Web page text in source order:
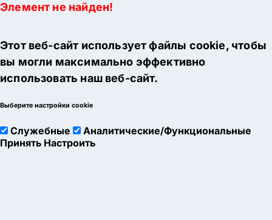
Элемент не найден!
Этот веб-сайт использует файлы cookie, чтобы
вы могли максимально эффективно
использовать наш веб-сайт.
Выберите настройки cookie
Служебные
Аналитические/Функциональные
Принять Настроить